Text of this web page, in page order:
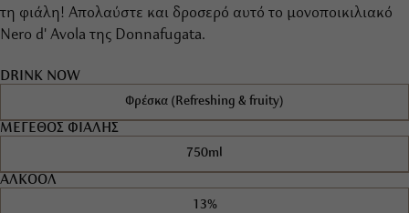
τη φιάλη! Απολαύστε και δροσερό αυτό το μονοποικιλιακό
Nero d' Avola της Donnafugata.
DRINK NOW
Φρέσκα (Refreshing & fruity)
ΜΕΓΕΘΟΣ ΦΙΑΛΗΣ
750ml
ΑΛΚΟΟΛ
13%